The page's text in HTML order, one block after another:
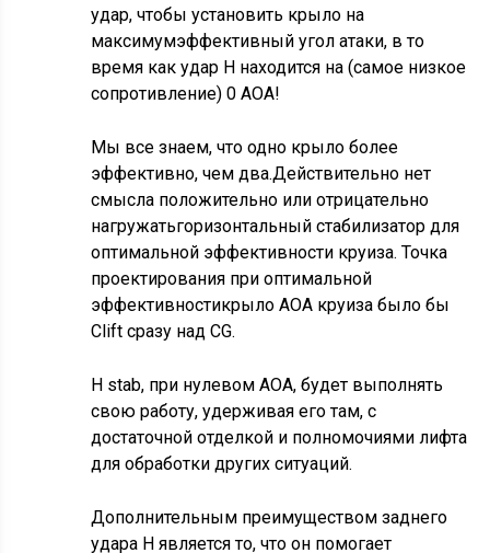
удар, чтобы установить крыло на
максимумэффективный угол атаки, в то
время как удар H находится на (самое низкое
сопротивление) 0 AOA!
Мы все знаем, что одно крыло более
эффективно, чем два.Действительно нет
смысла положительно или отрицательно
нагружатьгоризонтальный стабилизатор для
оптимальной эффективности круиза. Точка
проектирования при оптимальной
эффективностикрыло AOA круиза было бы
Clift сразу над CG.
H stab, при нулевом AOA, будет выполнять
свою работу, удерживая его там, с
достаточной отделкой и полномочиями лифта
для обработки других ситуаций.
Дополнительным преимуществом заднего
удара H является то, что он помогает